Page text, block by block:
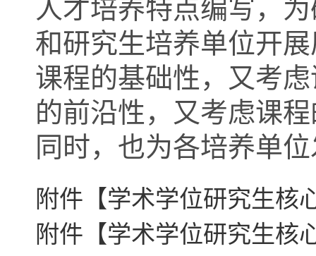
人才培养特点编写，
和研究生培养单位开
课程的基础性，又考
的前沿性，又考虑课
同时，也为各培养单
附件【学术学位研究生核
附件【学术学位研究生核